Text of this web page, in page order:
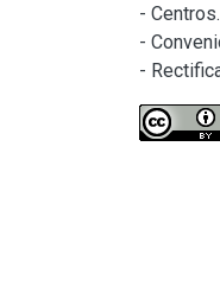
- Centros.
-
-